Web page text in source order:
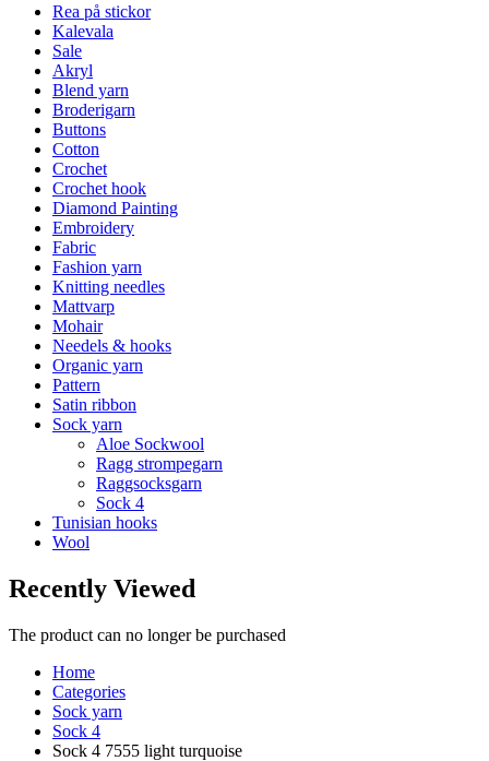
Rea på stickor
Kalevala
Sale
Akryl
Blend yarn
Broderigarn
Buttons
Cotton
Crochet
Crochet hook
Diamond Painting
Embroidery
Fabric
Fashion yarn
Knitting needles
Mattvarp
Mohair
Needels & hooks
Organic yarn
Pattern
Satin ribbon
Sock yarn
Aloe Sockwool
Ragg strompegarn
Raggsocksgarn
Sock 4
Tunisian hooks
Wool
Recently Viewed
The product can no longer be purchased
Home
Categories
Sock yarn
Sock 4
Sock 4 7555 light turquoise